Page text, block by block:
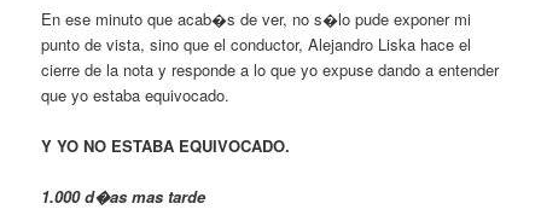
En ese minuto que acab�s de ver, no s�lo pude exponer mi
punto de vista, sino que el conductor, Alejandro Liska hace el
cierre de la nota y responde a lo que yo expuse dando a entender
que yo estaba equivocado.
Y YO NO ESTABA EQUIVOCADO.
1.000 d�as mas tarde